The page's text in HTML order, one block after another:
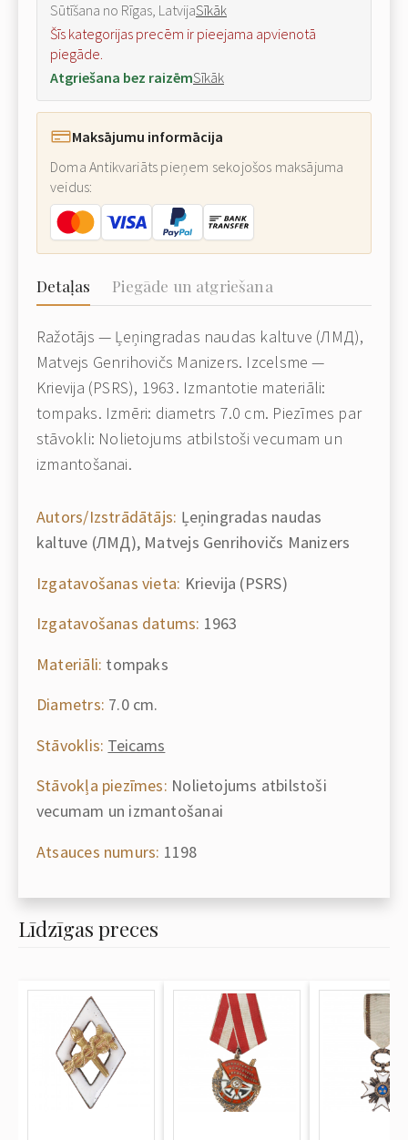
Sūtīšana no Rīgas, LatvijaSīkāk
Šīs kategorijas precēm ir pieejama apvienotā
piegāde.
Atgriešana bez raizēmSīkāk
Maksājumu informācija
Doma Antikvariāts pieņem sekojošos maksājuma
veidus:
Detaļas Piegāde un atgriešana
Ražotājs — Ļeņingradas naudas kaltuve (ЛМД),
Matvejs Genrihovičs Manizers. Izcelsme —
Krievija (PSRS), 1963. Izmantotie materiāli:
tompaks. Izmēri: diametrs 7.0 cm. Piezīmes par
stāvokli: Nolietojums atbilstoši vecumam un
izmantošanai.
Autors/Izstrādātājs: Ļeņingradas naudas
kaltuve (ЛМД), Matvejs Genrihovičs Manizers
Izgatavošanas vieta: Krievija (PSRS)
Izgatavošanas datums: 1963
Materiāli: tompaks
Diametrs: 7.0 cm.
Stāvoklis: Teicams
Stāvokļa piezīmes: Nolietojums atbilstoši
vecumam un izmantošanai
Atsauces numurs: 1198
Līdzīgas preces